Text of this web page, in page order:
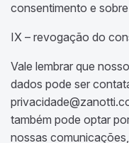
consentimento e
IX – revogação do
Vale lembrar que
dados pode ser
também pode optar
nossas